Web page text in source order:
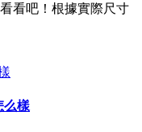
看吧！根據實際尺寸
么樣